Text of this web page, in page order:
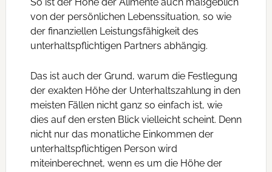
von der persönlichen Lebenssituation, so wie
der finanziellen Leistungsfähigkeit des
unterhaltspflichtigen Partners abhängig.
Das ist auch der Grund, warum die Festlegung
der exakten Höhe der Unterhaltszahlung in den
meisten Fällen nicht ganz so einfach ist, wie
dies auf den ersten Blick vielleicht scheint. Denn
nicht nur das monatliche Einkommen der
unterhaltspflichtigen Person wird
miteinberechnet, wenn es um die Höhe der